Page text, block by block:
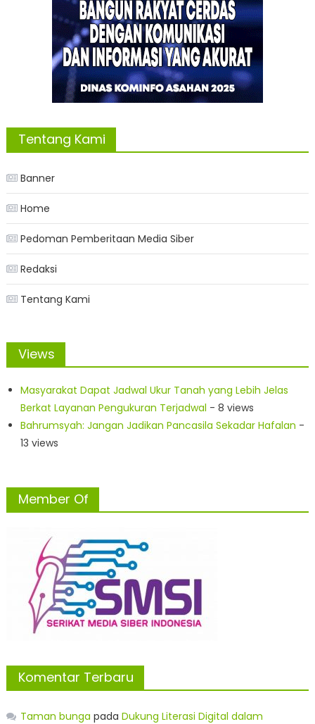
Tentang Kami
Banner
Home
Pedoman Pemberitaan Media Siber
Redaksi
Tentang Kami
Views
Masyarakat Dapat Jadwal Ukur Tanah yang Lebih Jelas
Berkat Layanan Pengukuran Terjadwal - 8 views
Bahrumsyah: Jangan Jadikan Pancasila Sekadar Hafalan -
13 views
Member Of
Komentar Terbaru
Taman bunga pada Dukung Literasi Digital dalam